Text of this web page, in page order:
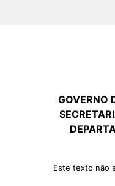
GOVERNO
Este texto não